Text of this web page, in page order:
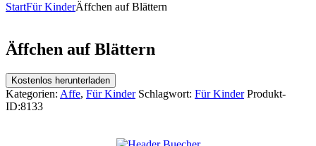
StartFür KinderÄffchen auf Blättern
Äffchen auf Blättern
Kostenlos herunterladen
Kategorien: Affe, Für Kinder Schlagwort: Für Kinder Produkt-
ID:8133